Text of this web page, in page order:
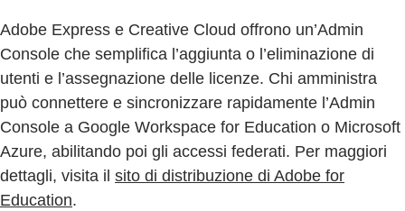
Adobe Express e Creative Cloud offrono un’Admin
Console che semplifica l’aggiunta o l’eliminazione di
utenti e l’assegnazione delle licenze. Chi amministra
può connettere e sincronizzare rapidamente l’Admin
Console a Google Workspace for Education o Microsoft
Azure, abilitando poi gli accessi federati. Per maggiori
dettagli, visita il sito di distribuzione di Adobe for
Education.